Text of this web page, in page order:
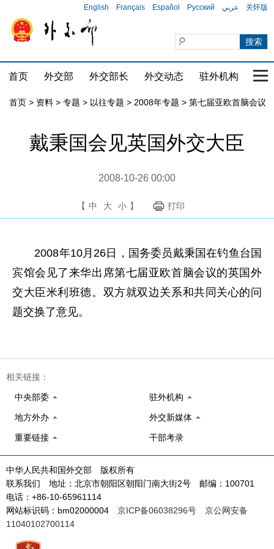
English Français Español Русский عربي 关怀版
首页 外交部 外交部长 外交动态 驻外机构 国
首页 > 资料 > 专题 > 以往专题 > 2008年专题 > 第七届亚欧首脑会议
戴秉国会见英国外交大臣
2008-10-26 00:00
【 中 大 小 】 打印
2008年10月26日，国务委员戴秉国在钓鱼台国
宾馆会见了来华出席第七届亚欧首脑会议的英国外
交大臣米利班德。双方就双边关系和共同关心的问
题交换了意见。
相关链接：
中央部委 驻外机构
地方外办 外交新媒体
重要链接 干部考录
中华人民共和国外交部 版权所有
联系我们 地址：北京市朝阳区朝阳门南大街2号 邮编：100701
电话：+86-10-65961114
网站标识码：bm02000004 京ICP备06038296号
京公网安备
11040102700114